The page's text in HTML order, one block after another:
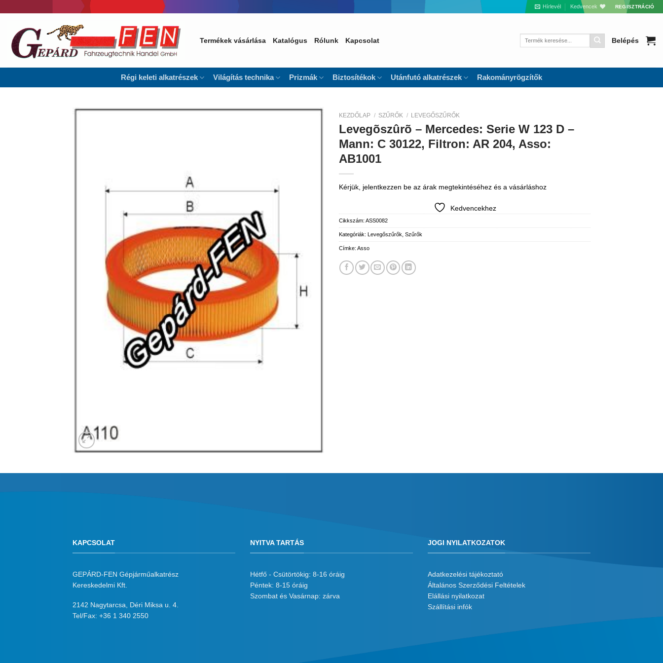
to
Hírlevél Kedvencek REGISZTRÁCIÓ
Termékek vásárlása Katalógus Rólunk Kapcsolat
Keresés
Belépés
Régi keleti alkatrészek Világítás technika Prizmák Biztosítékok Utánfutó alkatrészek Rakományrögzítők
KEZDŐLAP / SZŰRŐK / LEVEGŐSZŰRŐK
Levegõszûrõ – Mercedes: Serie W 123 D –
Mann: C 30122, Filtron: AR 204, Asso:
AB1001
Kérjük, jelentkezzen be az árak megtekintéséhez és a vásárláshoz
Kedvencekhez
Cikkszám: ASS0082
Kategóriák: Levegőszűrők Szűrők
Címke: Asso
KAPCSOLAT
GEPÁRD-FEN Gépjárműalkatrész
Kereskedelmi Kft.
2142 Nagytarcsa, Déri Miksa u. 4.
Tel/Fax: +36 1 340 2550
NYITVA TARTÁS
Hétfő - Csütörtökig: 8-16 óráig
Péntek: 8-15 óráig
Szombat és Vasárnap: zárva
JOGI NYILATKOZATOK
Adatkezelési tájékoztató
Általános Szerződési Feltételek
Elállási nyilatkozat
Szállítási infók